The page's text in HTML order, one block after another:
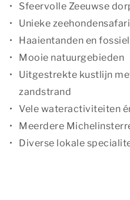
Sfeervolle Zeeuwse
Unieke zeehondensafari
Haaientanden en
Mooie natuurgebieden
Uitgestrekte kustlijn
zandstrand
Vele wateractiviteiten
Meerdere
Diverse lokale